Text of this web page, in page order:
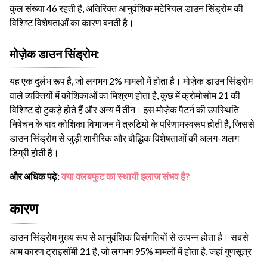
कुल संख्या 46 रहती है, अतिरिक्त आनुवंशिक मटेरियल डाउन सिंड्रोम की
विशिष्ट विशेषताओं का कारण बनती है।
मोज़ेक डाउन सिंड्रोम:
यह एक दुर्लभ रूप है, जो लगभग 2% मामलों में होता है। मोज़ेक डाउन सिंड्रोम
वाले व्यक्तियों में कोशिकाओं का मिश्रण होता है, कुछ में क्रोमोसोम 21 की
विशिष्ट दो टुकड़े होते हैं और अन्य में तीन। इस मोज़ेक पैटर्न की उपस्थिति
निषेचन के बाद कोशिका विभाजन में त्रुटियों के परिणामस्वरूप होती है, जिससे
डाउन सिंड्रोम से जुड़ी शारीरिक और बौद्धिक विशेषताओं की अलग-अलग
डिग्री होती है।
और अधिक पढ़े:क्या क्लबफुट का स्थायी इलाज संभव है?
कारण
डाउन सिंड्रोम मुख्य रूप से आनुवंशिक विसंगतियों से उत्पन्न होता है। सबसे
आम कारण ट्राइसॉमी 21 है, जो लगभग 95% मामलों में होता है, जहां गुणसूत्र